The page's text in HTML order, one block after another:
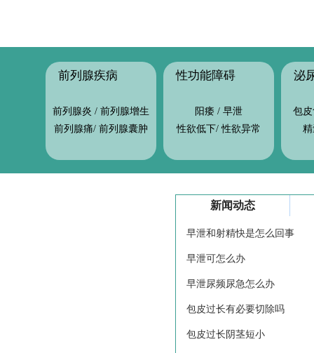
前列腺疾病
前列腺炎 / 前列腺增生
前列腺痛/ 前列腺囊肿
性功能障碍
阳痿 / 早泄
性欲低下/性欲异常
泌
包
新闻动态
早泄和射精快是怎么回事
早泄可怎么办
早泄尿频尿急怎么办
包皮过长有必要切除吗
包皮过长阴茎短小